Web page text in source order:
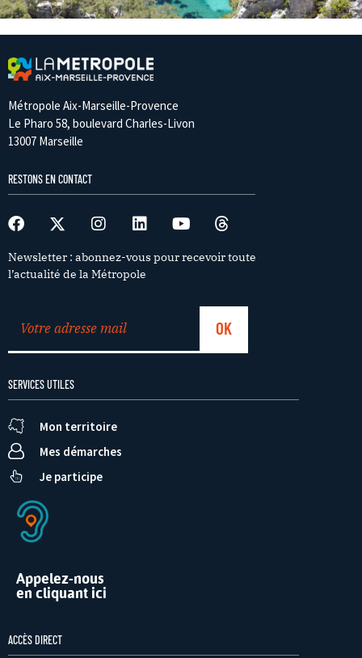
Métropole Aix-Marseille-Provence
Le Pharo 58, boulevard Charles-Livon
13007 Marseille
RESTONS EN CONTACT
Newsletter : abonnez-vous pour recevoir toute
l’actualité de la Métropole
SERVICES UTILES
Mon territoire
Mes démarches
Je participe
Appelez-nous
en cliquant ici
ACCÈS DIRECT